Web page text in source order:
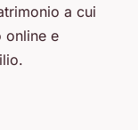
a cui
online e